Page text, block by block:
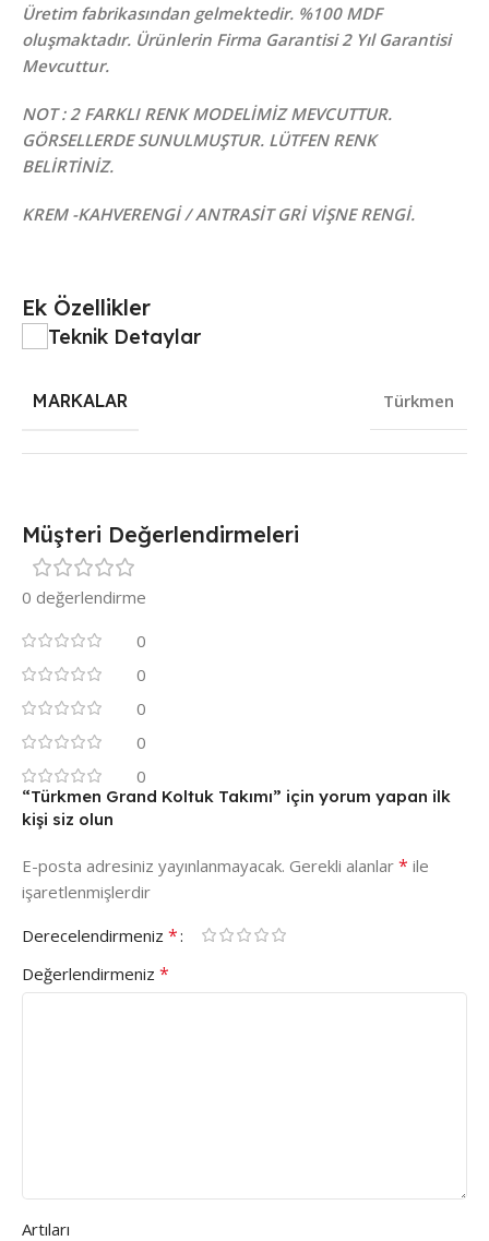
Üretim fabrikasından gelmektedir. %100 MDF
oluşmaktadır. Ürünlerin Firma Garantisi 2 Yıl Garantisi
Mevcuttur.
NOT : 2 FARKLI RENK MODELİMİZ MEVCUTTUR.
GÖRSELLERDE SUNULMUŞTUR. LÜTFEN RENK
BELİRTİNİZ.
KREM -KAHVERENGİ / ANTRASİT GRİ VİŞNE RENGİ.
Ek Özellikler
Teknik Detaylar
MARKALAR Türkmen
Müşteri Değerlendirmeleri
0 değerlendirme
0
0
0
0
0
“Türkmen Grand Koltuk Takımı” için yorum yapan ilk
kişi siz olun
E-posta adresiniz yayınlanmayacak. Gerekli alanlar * ile
işaretlenmişlerdir
Derecelendirmeniz *
Değerlendirmeniz *
Artıları